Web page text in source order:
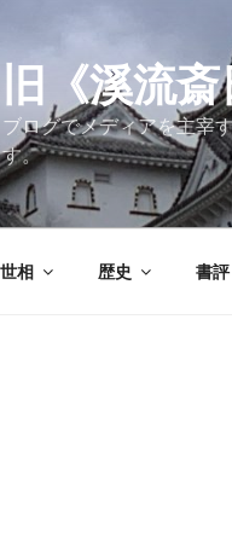
旧《溪流
ブログでメディアを主宰
す。
世相 歴史 書評